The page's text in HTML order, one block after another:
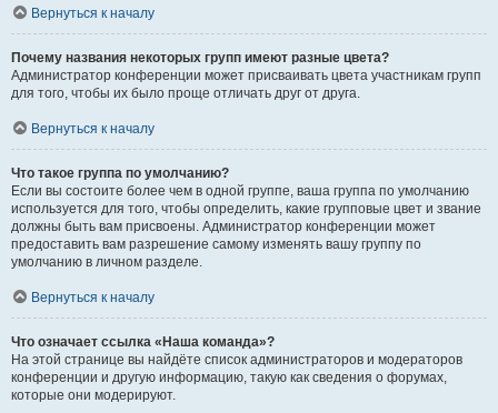
Вернуться к началу
Почему названия некоторых групп имеют разные цвета?
Администратор конференции может присваивать цвета участникам групп
для того, чтобы их было проще отличать друг от друга.
Вернуться к началу
Что такое группа по умолчанию?
Если вы состоите более чем в одной группе, ваша группа по умолчанию
используется для того, чтобы определить, какие групповые цвет и звание
должны быть вам присвоены. Администратор конференции может
предоставить вам разрешение самому изменять вашу группу по
умолчанию в личном разделе.
Вернуться к началу
Что означает ссылка «Наша команда»?
На этой странице вы найдёте список администраторов и модераторов
конференции и другую информацию, такую как сведения о форумах,
которые они модерируют.